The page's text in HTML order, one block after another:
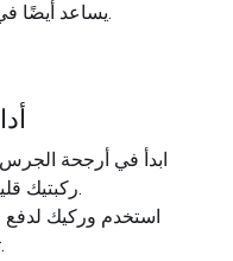
يساعد أيضًا في تعزيز الوضع والتنسيق بشكل أفضل.
ابدأ في أرجحة
ركبتيك قليلًا والحفاظ على استقامة ظهرك.
استخدم وركيك لدفع
تأرجحه بحركة دائرية فوق رأسك.